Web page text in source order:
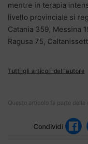
mentre in terapia
livello provinciale si
Catania 359, Messina
Ragusa 75,
Tutti gli articoli dell'autore
Questo articolo fa parte delle
Condividi